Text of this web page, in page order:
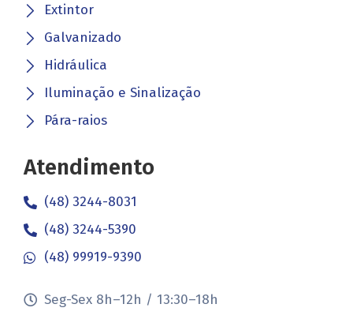
Extintor
Galvanizado
Hidráulica
Iluminação e Sinalização
Pára-raios
Atendimento
(48) 3244-8031
(48) 3244-5390
(48) 99919-9390
Seg-Sex 8h–12h / 13:30–18h